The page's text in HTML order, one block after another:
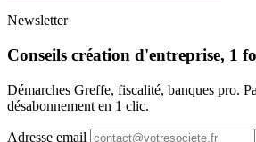
Newsletter
Conseils création d'entreprise, 1
Démarches Greffe, fiscalité, banques pro.
désabonnement en 1 clic.
Adresse email